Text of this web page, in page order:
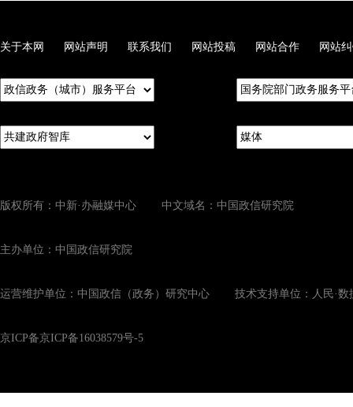
关于本网 网站声明 联系我们 网站投稿 网站合作 网站
版权所有：中新·办融媒中心 中文域名：中国政信研究院
主办单位：中国政信研究院
运营维护单位：中国政信（政务）研究中心 技术支持单位：人民·数
京ICP备京ICP备16038579号-5